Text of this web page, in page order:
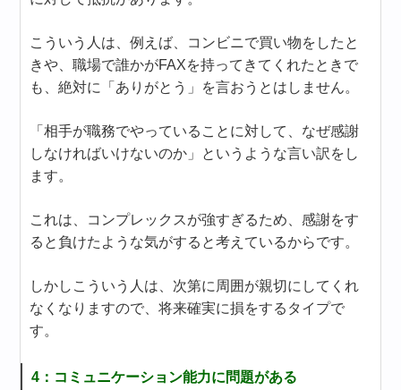
こういう人は、例えば、コンビニで買い物をしたと
きや、職場で誰かがFAXを持ってきてくれたときで
も、絶対に「ありがとう」を言おうとはしません。
「相手が職務でやっていることに対して、なぜ感謝
しなければいけないのか」というような言い訳をし
ます。
これは、コンプレックスが強すぎるため、感謝をす
ると負けたような気がすると考えているからです。
しかしこういう人は、次第に周囲が親切にしてくれ
なくなりますので、将来確実に損をするタイプで
す。
4：コミュニケーション能力に問題がある